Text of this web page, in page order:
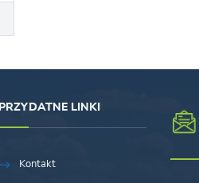
PRZYDATNE LINKI
Kontakt